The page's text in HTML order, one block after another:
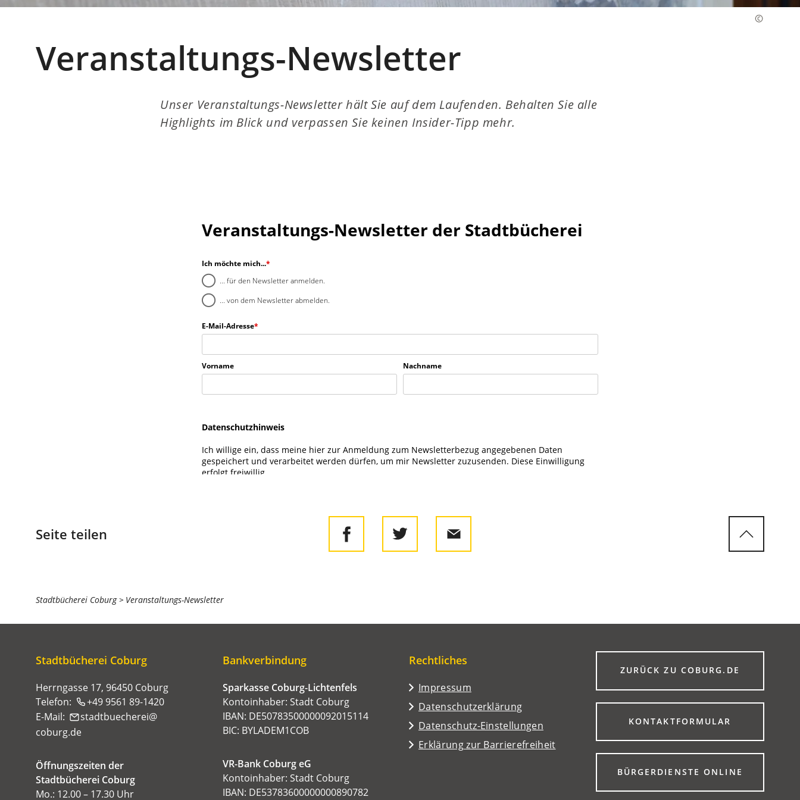
Veranstaltungs-Newsletter
Unser Veranstaltungs-Newsletter hält Sie auf dem Laufenden. Behalten Sie alle
Highlights im Blick und verpassen Sie keinen Insider-Tipp mehr.
Seite teilen
Sie
befinden
hier:
Stadtbücherei Coburg Veranstaltungs-Newsletter
Stadtbücherei Coburg
Herrngasse 17, 96450 Coburg
Telefon:
+49 9561 89-1420
E-Mail:
stadtbuecherei
coburg de
Öffnungszeiten der
Stadtbücherei Coburg
Mo.: 12.00 – 17.30 Uhr
Bankverbindung
Sparkasse Coburg-Lichtenfels
Kontoinhaber: Stadt Coburg
IBAN: DE50783500000092015114
BIC: BYLADEM1COB
VR-Bank Coburg eG
Kontoinhaber: Stadt Coburg
IBAN: DE53783600000000890782
Rechtliches
Impressum
Datenschutzerklärung
Datenschutz-Einstellungen
Erklärung zur Barrierefreiheit
ZURÜCK ZU COBURG.DE
(ÖFFNET
EINEM
NEUEN
KONTAKTFORMULAR
(ÖFFNET
EINEM
NEUEN
TAB)BÜRGERDIENSTE ONLINE
(ÖFFNET
EINEM